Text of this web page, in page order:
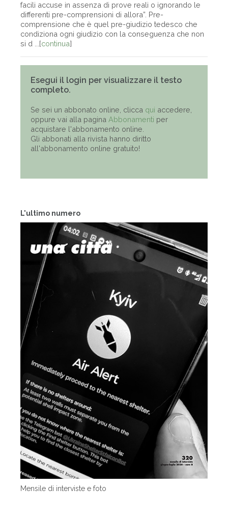
L'ultimo numero
Mensile di interviste e foto
facili accuse in assenza di prove reali o ignorando le
differenti pre-comprensioni di allora”. Pre-
comprensione che è quel pre-giudizio tedesco che
condiziona ogni giudizio con la conseguenza che non
si d ...[continua]
Esegui il login per visualizzare il testo
completo.
Se sei un abbonato online, clicca qui accedere,
oppure vai alla pagina Abbonamenti per
acquistare l'abbonamento online.
Gli abbonati alla rivista hanno diritto
all'abbonamento online gratuito!